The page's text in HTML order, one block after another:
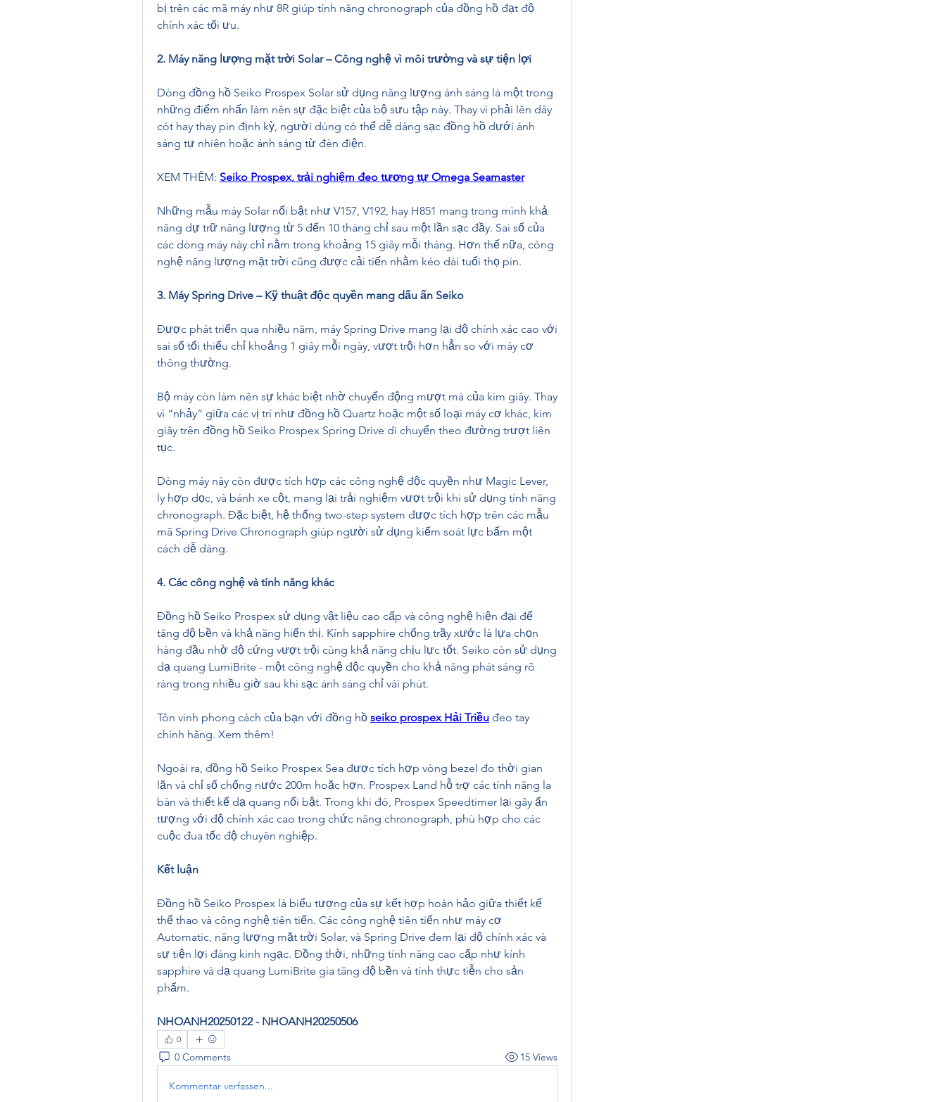
bị trên các mã máy như 8R giúp tính năng chronograph của đồng hồ đạt độ
chính xác tối ưu.
2. Máy năng lượng mặt trời Solar – Công nghệ vì môi trường và sự tiện lợi
Dòng đồng hồ Seiko Prospex Solar sử dụng năng lượng ánh sáng là một trong
những điểm nhấn làm nên sự đặc biệt của bộ sưu tập này. Thay vì phải lên dây
cót hay thay pin định kỳ, người dùng có thể dễ dàng sạc đồng hồ dưới ánh
sáng tự nhiên hoặc ánh sáng từ đèn điện.
XEM THÊM: Seiko Prospex, trải nghiệm đeo tương tự Omega Seamaster
Những mẫu máy Solar nổi bật như V157, V192, hay H851 mang trong mình khả
năng dự trữ năng lượng từ 5 đến 10 tháng chỉ sau một lần sạc đầy. Sai số của
các dòng máy này chỉ nằm trong khoảng 15 giây mỗi tháng. Hơn thế nữa, công
nghệ năng lượng mặt trời cũng được cải tiến nhằm kéo dài tuổi thọ pin.
3. Máy Spring Drive – Kỹ thuật độc quyền mang dấu ấn Seiko
Được phát triển qua nhiều năm, máy Spring Drive mang lại độ chính xác cao với
sai số tối thiểu chỉ khoảng 1 giây mỗi ngày, vượt trội hơn hẳn so với máy cơ
thông thường.
Bộ máy còn làm nên sự khác biệt nhờ chuyển động mượt mà của kim giây. Thay
vì “nhảy” giữa các vị trí như đồng hồ Quartz hoặc một số loại máy cơ khác, kim
giây trên đồng hồ Seiko Prospex Spring Drive di chuyển theo đường trượt liên
tục.
Dòng máy này còn được tích hợp các công nghệ độc quyền như Magic Lever,
ly hợp dọc, và bánh xe cột, mang lại trải nghiệm vượt trội khi sử dụng tính năng
chronograph. Đặc biệt, hệ thống two-step system được tích hợp trên các mẫu
mã Spring Drive Chronograph giúp người sử dụng kiểm soát lực bấm một
cách dễ dàng.
4. Các công nghệ và tính năng khác
Đồng hồ Seiko Prospex sử dụng vật liệu cao cấp và công nghệ hiện đại để
tăng độ bền và khả năng hiển thị. Kính sapphire chống trầy xước là lựa chọn
hàng đầu nhờ độ cứng vượt trội cùng khả năng chịu lực tốt. Seiko còn sử dụng
dạ quang LumiBrite - một công nghệ độc quyền cho khả năng phát sáng rõ
ràng trong nhiều giờ sau khi sạc ánh sáng chỉ vài phút.
Tôn vinh phong cách của bạn với đồng hồ seiko prospex Hải Triều đeo tay
chính hãng. Xem thêm!
Ngoài ra, đồng hồ Seiko Prospex Sea được tích hợp vòng bezel đo thời gian
lặn và chỉ số chống nước 200m hoặc hơn. Prospex Land hỗ trợ các tính năng la
bàn và thiết kế dạ quang nổi bật. Trong khi đó, Prospex Speedtimer lại gây ấn
tượng với độ chính xác cao trong chức năng chronograph, phù hợp cho các
cuộc đua tốc độ chuyên nghiệp.
Kết luận
Đồng hồ Seiko Prospex là biểu tượng của sự kết hợp hoàn hảo giữa thiết kế
thể thao và công nghệ tiên tiến. Các công nghệ tiên tiến như máy cơ
Automatic, năng lượng mặt trời Solar, và Spring Drive đem lại độ chính xác và
sự tiện lợi đáng kinh ngạc. Đồng thời, những tính năng cao cấp như kính
sapphire và dạ quang LumiBrite gia tăng độ bền và tính thực tiễn cho sản
phẩm.
NHOANH20250122 - NHOANH20250506
0
0 Comments 15 Views
Kommentar verfassen...